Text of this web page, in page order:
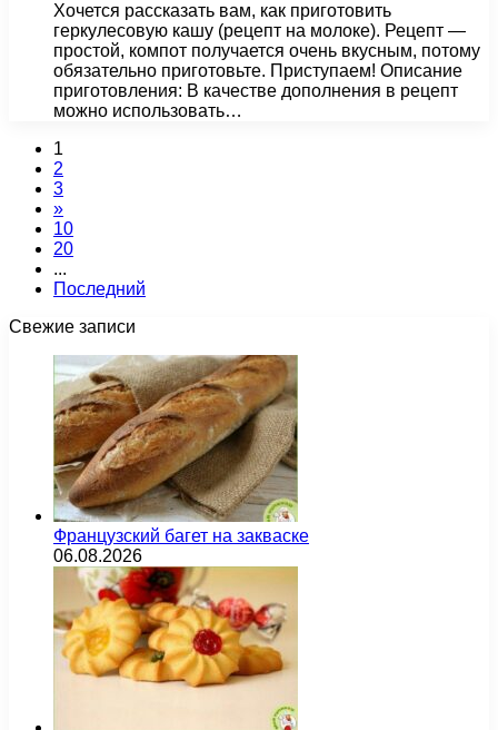
Хочется рассказать вам, как приготовить
геркулесовую кашу (рецепт на молоке). Рецепт —
простой, компот получается очень вкусным, потому
обязательно приготовьте. Приступаем! Описание
приготовления: В качестве дополнения в рецепт
можно использовать…
1
2
3
»
10
20
...
Последний
Свежие записи
Французский багет на закваске
06.08.2026